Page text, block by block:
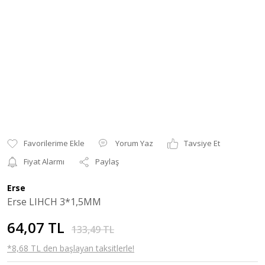
Yorum Yaz
Tavsiye Et
Fiyat Alarmı
Paylaş
Erse
Erse LIHCH 3*1,5MM
64,07 TL 133,49 TL
*8,68 TL den başlayan taksitlerle!